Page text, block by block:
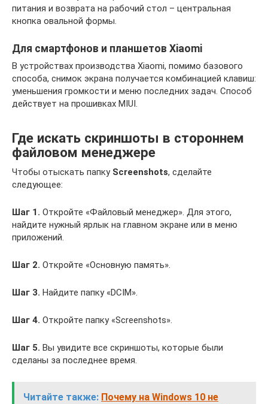
питания и возврата на рабочий стол – центральная
кнопка овальной формы.
Для смартфонов и планшетов Xiaomi
В устройствах производства Xiaomi, помимо базового
способа, снимок экрана получается комбинацией клавиш:
уменьшения громкости и меню последних задач. Способ
действует на прошивках MIUI.
Где искать скриншоты в стороннем
файловом менеджере
Чтобы отыскать папку Screenshots, сделайте
следующее:
Шаг 1. Откройте «Файловый менеджер». Для этого,
найдите нужный ярлык на главном экране или в меню
приложений.
Шаг 2. Откройте «Основную память».
Шаг 3. Найдите папку «DCIM».
Шаг 4. Откройте папку «Screenshots».
Шаг 5. Вы увидите все скриншоты, которые были
сделаны за последнее время.
Читайте также: Почему на Windows 10 не